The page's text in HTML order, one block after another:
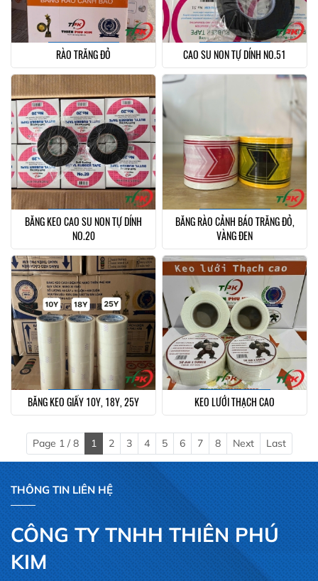
RÀO TRẮNG ĐỎ CAO SU NON TỰ DÍNH NO.51
BĂNG KEO CAO SU NON TỰ DÍNH
NO.20
BĂNG RÀO CẢNH BÁO TRẮNG ĐỎ,
VÀNG ĐEN
BĂNG KEO GIẤY 10Y, 18Y, 25Y KEO LƯỚI THẠCH CAO
Page 1 / 8 1 2 3 4 5 6 7 8 Next Last
THÔNG TIN LIÊN HỆ
CÔNG TY TNHH THIÊN PHÚ
KIM